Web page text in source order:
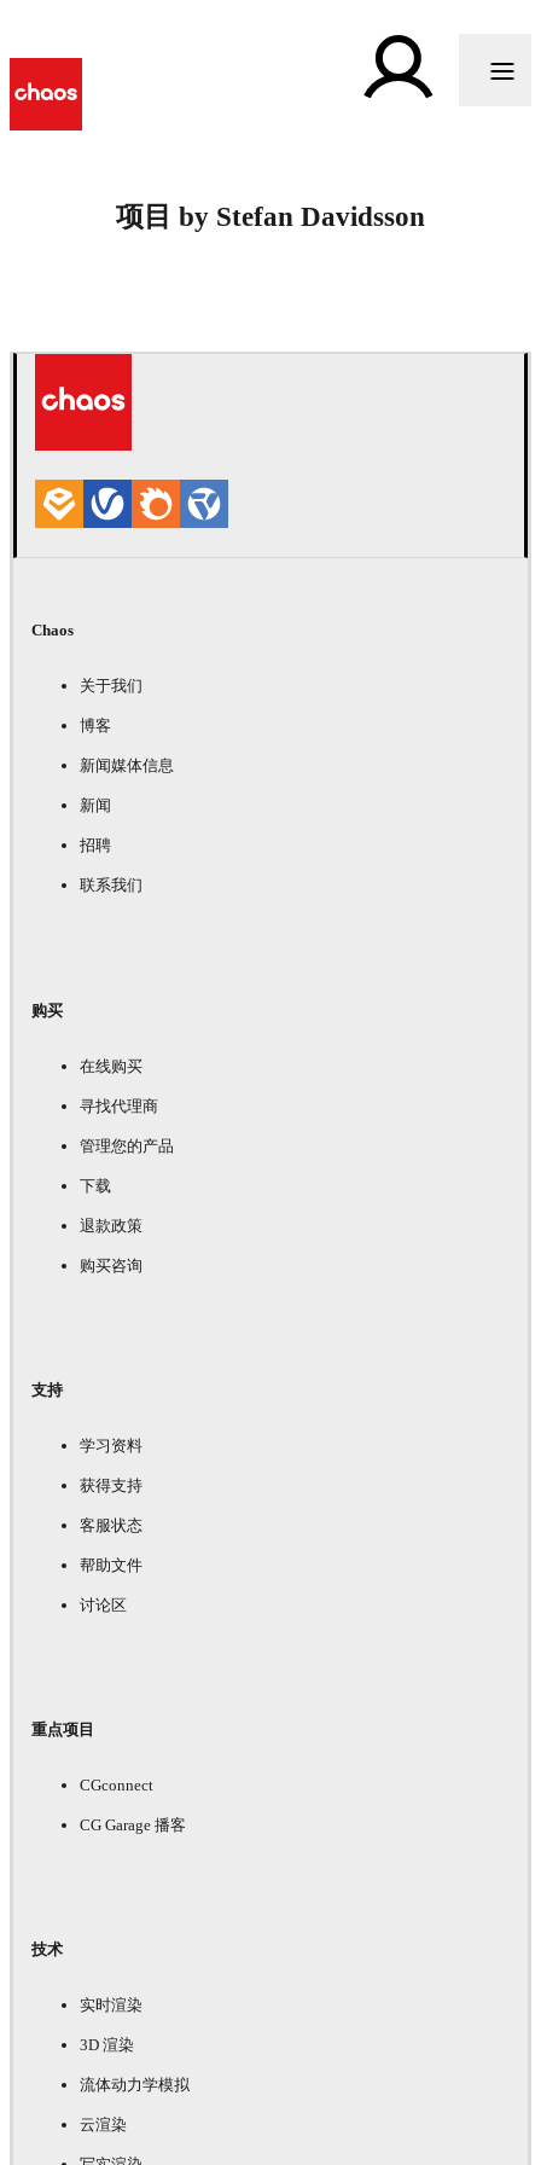
项目 by Stefan Davidsson
Chaos
关于我们
博客
新闻媒体信息
新闻
招聘
联系我们
购买
在线购买
寻找代理商
管理您的产品
下载
退款政策
购买咨询
支持
学习资料
获得支持
客服状态
帮助文件
讨论区
重点项目
CGconnect
CG Garage 播客
技术
实时渲染
3D 渲染
流体动力学模拟
云渲染